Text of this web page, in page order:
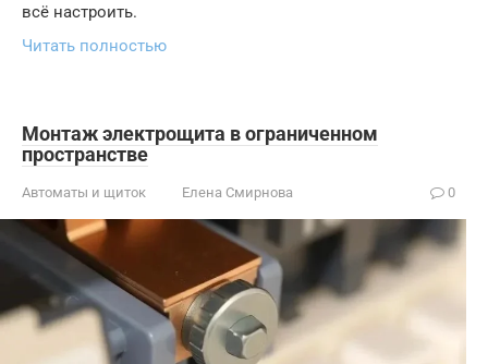
всё настроить.
Читать полностью
Монтаж электрощита в ограниченном
пространстве
Автоматы и щиток Елена Смирнова 0